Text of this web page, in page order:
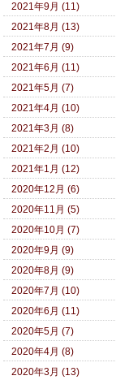
2021年9月 (11)
2021年8月 (13)
2021年7月 (9)
2021年6月 (11)
2021年5月 (7)
2021年4月 (10)
2021年3月 (8)
2021年2月 (10)
2021年1月 (12)
2020年12月 (6)
2020年11月 (5)
2020年10月 (7)
2020年9月 (9)
2020年8月 (9)
2020年7月 (10)
2020年6月 (11)
2020年5月 (7)
2020年4月 (8)
2020年3月 (13)